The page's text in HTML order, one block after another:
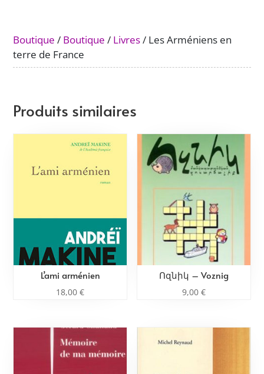
Boutique / Boutique / Livres/ Les Arméniens en
terre de France
Produits similaires
L’ami arménien
18,00€
Ոզնիկ – Voznig
9,00 €